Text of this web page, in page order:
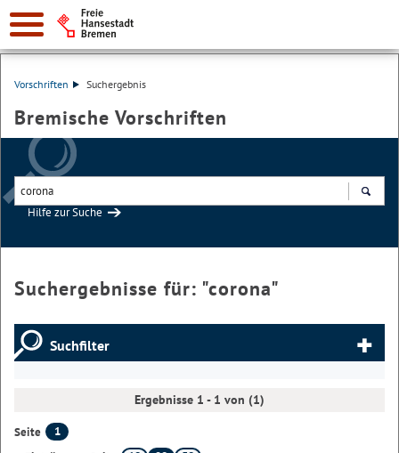
Vorschriften Suchergebnis
Bremische Vorschriften
Hilfe zur Suche
Suchergebnisse für: "corona"
Suchfilter
Ergebnisse 1 - 1 von (1)
Seite
1